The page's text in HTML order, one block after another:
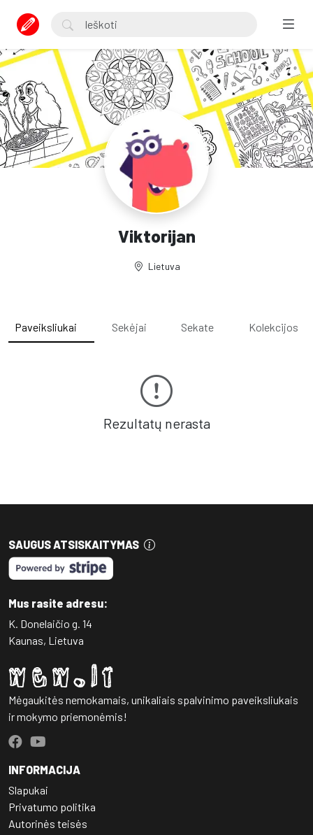
Viktorijan
Lietuva
Paveiksliukai Sekėjai Sekate Kolekcijos
Rezultatų nerasta
SAUGUS ATSISKAITYMAS
Mus rasite adresu:
K. Donelaičio g. 14
Kaunas, Lietuva
Mėgaukitės nemokamais, unikaliais spalvinimo paveiksliukais
ir mokymo priemonėmis!
INFORMACIJA
Slapukai
Privatumo politika
Autorinės teisės